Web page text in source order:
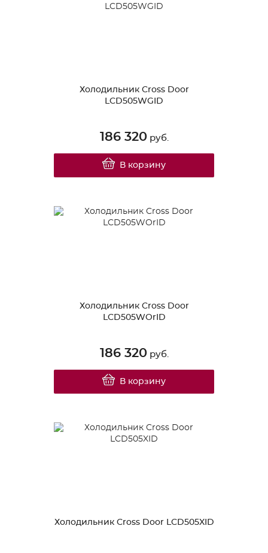
Холодильник Cross Door
LCD505WGID
186 320руб.
В корзину
Холодильник Cross Door
LCD505WOrID
186 320руб.
В корзину
Холодильник Cross Door LCD505XID